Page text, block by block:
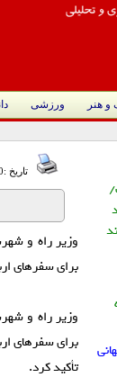
و هنر ورزشی
تاریخ :1405/03/20 8:31 AM
وزیر راه و
برای سفر‌های
وزیر راه و
برای سفر‌های
تأکید کرد.